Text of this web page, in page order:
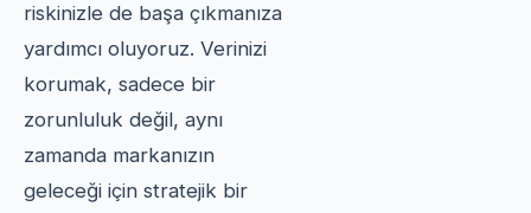
riskinizle de başa çıkmanıza
yardımcı oluyoruz. Verinizi
korumak, sadece bir
zorunluluk değil, aynı
zamanda markanızın
geleceği için stratejik bir